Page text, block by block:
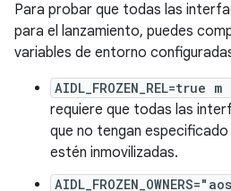
Para probar que todas las
para el lanzamiento, puedes
variables de entorno
AIDL_FROZEN_REL=true
requiere que todas las
que no tengan
estén inmovilizadas.